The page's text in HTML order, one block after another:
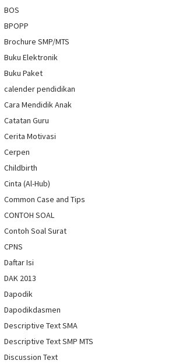
BOS
BPOPP
Brochure SMP/MTS
Buku Elektronik
Buku Paket
calender pendidikan
Cara Mendidik Anak
Catatan Guru
Cerita Motivasi
Cerpen
Childbirth
Cinta (Al-Hub)
Common Case and Tips
CONTOH SOAL
Contoh Soal Surat
CPNS
Daftar Isi
DAK 2013
Dapodik
Dapodikdasmen
Descriptive Text SMA
Descriptive Text SMP MTS
Discussion Text